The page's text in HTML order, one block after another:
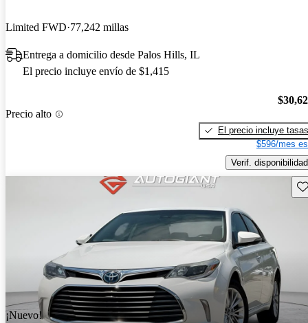
Limited FWD 77,242 millas
Entrega a domicilio desde Palos Hills, IL
El precio incluye envío de $1,415
Precio alto
El precio incluye tasas
$596/mes
Verif. disponibilidad
¡Nuevo!